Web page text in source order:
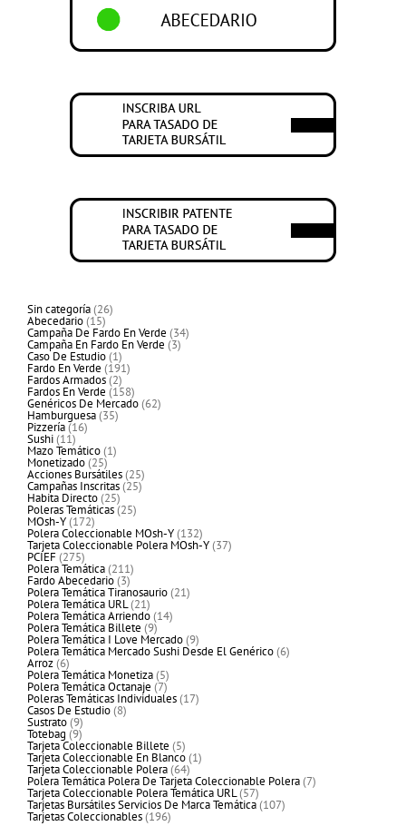
Sin categoría 2626
productos
Abecedario 1515
productos
Campaña De Fardo En Verde 3434
productos
Campaña En Fardo En Verde 33
productos
Caso De Estudio 11
producto
Fardo En Verde 191191
productos
Fardos Armados 22
productos
Fardos En Verde 158158
productos
Genéricos De Mercado 6262
productos
Hamburguesa 3535
productos
Pizzería 1616
productos
Sushi 1111
productos
Mazo Temático 11
producto
Monetizado 2525
productos
Acciones Bursátiles 2525
productos
Campañas Inscritas 2525
productos
Habita Directo 2525
productos
Poleras Temáticas 2525
productos
MOsh-Y 172172
productos
Polera Coleccionable MOsh-Y 132132
productos
Tarjeta Coleccionable Polera MOsh-Y 3737
productos
PCIEF 275275
productos
Polera Temática 211211
productos
Fardo Abecedario 33
productos
Polera Temática Tiranosaurio 2121
productos
Polera Temática URL 2121
productos
Polera Temática Arriendo 1414
productos
Polera Temática Billete 99
productos
Polera Temática I Love Mercado 99
productos
Polera Temática Mercado Sushi Desde El Genérico 66
productos
Arroz 66
productos
Polera Temática Monetiza 55
productos
Polera Temática Octanaje 77
productos
Poleras Temáticas Individuales 1717
productos
Casos De Estudio 88
productos
Sustrato 99
productos
Totebag 99
productos
Tarjeta Coleccionable Billete 55
productos
Tarjeta Coleccionable En Blanco 11
producto
Tarjeta Coleccionable Polera 6464
productos
Polera Temática Polera De Tarjeta Coleccionable Polera 77
productos
Tarjeta Coleccionable Polera Temática URL 5757
productos
Tarjetas Bursátiles Servicios De Marca Temática 107107
productos
Tarjetas Coleccionables 196196
productos